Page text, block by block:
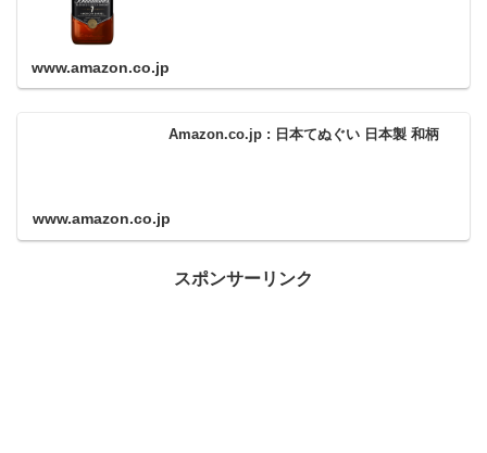
www.amazon.co.jp
Amazon.co.jp : 日本てぬぐい 日本製 和柄
www.amazon.co.jp
スポンサーリンク